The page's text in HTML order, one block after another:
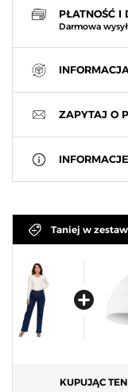
PŁATNOŚĆ I
Darmowa
ZAPYTAJ O
Taniej w
KUPUJĄC